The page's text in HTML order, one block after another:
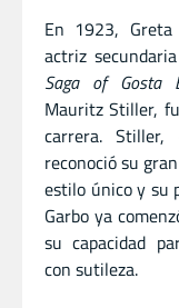
En 1923,
actriz
Saga of Gosta
Mauritz Stiller,
carrera.
reconoció su
estilo único y su
Garbo ya
su capacidad
con sutileza.